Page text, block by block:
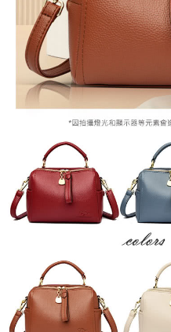
【注意事項】
１．透過由恩沛科技股份有限公司
易，需依本服務之必要範圍內提供
權轉讓予恩沛科技股份有限公司。
２．關於個人資料處理事宜，請瀏覽
https://aftee.tw/terms/#terms3
３．未成年的使用者請事先徵得法
「AFTEE先享後付」，若未經同意
時審查核予不同之上限額度；若仍
請求用戶進行身份認證。
５．嚴禁一人註冊多個帳號或使用
恩沛科技股份有限公司將有權停止
每筆NT$90，滿NT$1,000(含以
宅配離島
每筆NT$100，滿NT$1,500(含